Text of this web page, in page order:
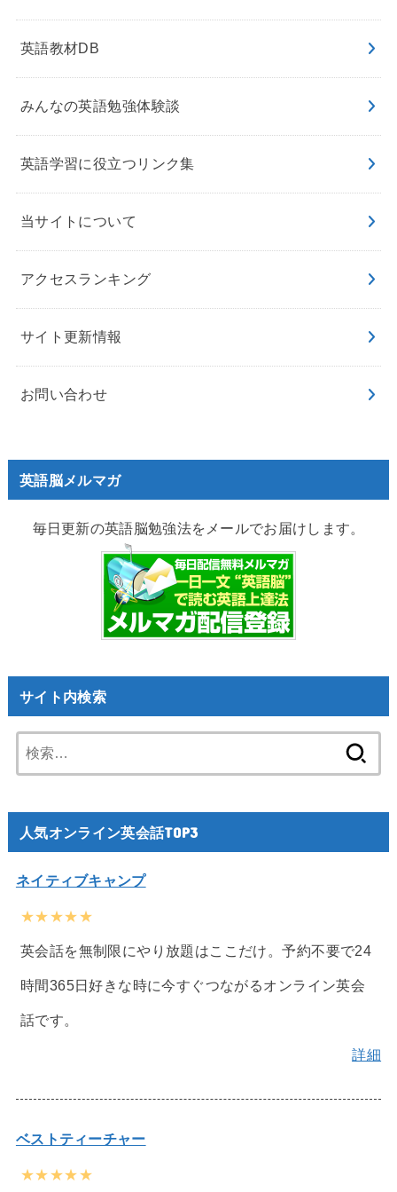
英語教材DB
みんなの英語勉強体験談
英語学習に役立つリンク集
当サイトについて
アクセスランキング
サイト更新情報
お問い合わせ
英語脳メルマガ
毎日更新の英語脳勉強法をメールでお届けします。
サイト内検索
索:
人気オンライン英会話TOP3
ネイティブキャンプ
★★★★★
英会話を無制限にやり放題はここだけ。予約不要で24
時間365日好きな時に今すぐつながるオンライン英会
話です。
詳細
ベストティーチャー
★★★★★